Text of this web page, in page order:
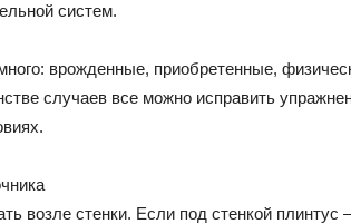
систем.
врожденные, приобретенные,
случаев все можно исправить
возле стенки. Если под стенкой плинтус